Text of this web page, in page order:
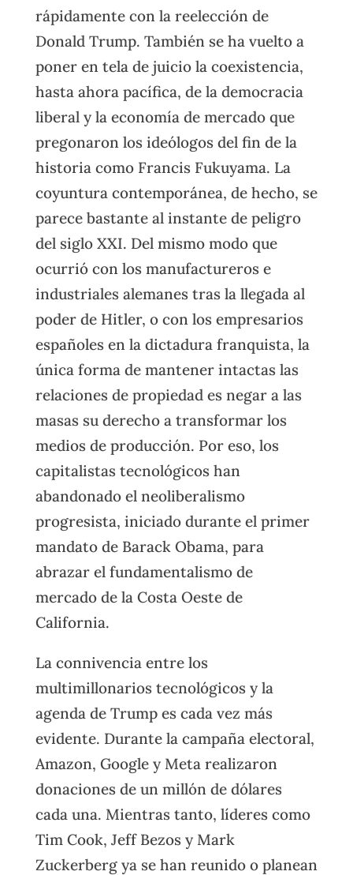
rápidamente con la reelección de
Donald Trump. También se ha vuelto a
poner en tela de juicio la coexistencia,
hasta ahora pacífica, de la democracia
liberal y la economía de mercado que
pregonaron los ideólogos del fin de la
historia como Francis Fukuyama. La
coyuntura contemporánea, de hecho, se
parece bastante al instante de peligro
del siglo XXI. Del mismo modo que
ocurrió con los manufactureros e
industriales alemanes tras la llegada al
poder de Hitler, o con los empresarios
españoles en la dictadura franquista, la
única forma de mantener intactas las
relaciones de propiedad es negar a las
masas su derecho a transformar los
medios de producción. Por eso, los
capitalistas tecnológicos han
abandonado el neoliberalismo
progresista, iniciado durante el primer
mandato de Barack Obama, para
abrazar el fundamentalismo de
mercado de la Costa Oeste de
California.
La connivencia entre los
multimillonarios tecnológicos y la
agenda de Trump es cada vez más
evidente. Durante la campaña electoral,
Amazon, Google y Meta realizaron
donaciones de un millón de dólares
cada una. Mientras tanto, líderes como
Tim Cook, Jeff Bezos y Mark
Zuckerberg ya se han reunido o planean